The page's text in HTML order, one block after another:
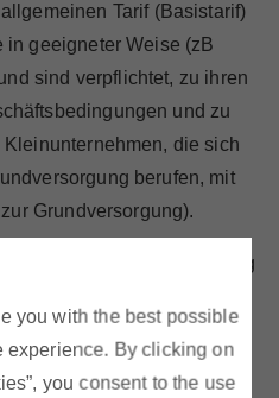
you with the best possible
experience. By clicking on
you consent to the use
Tarif (Basistarif)
geeigneter Weise (zB
sind verpflichtet, zu ihren
und zu
die sich
berufen, mit
Grundversorgung).
mit einer Verordnung
Zumutbarkeit einer
Gestaltung der Tarife für
festzulegen.